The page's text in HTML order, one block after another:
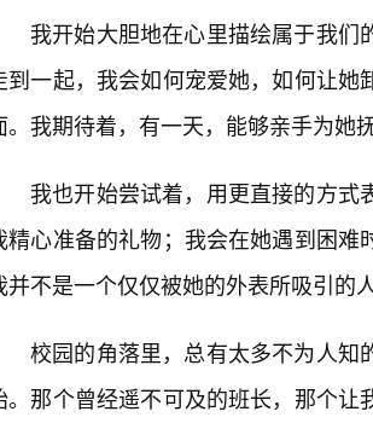
我开始大胆地在心里描绘属于我
到一起，我会如何宠爱她，如何让
。我期待着，有一天，能够亲手为她
我也开始尝试着，用更直接的方
精心准备的礼物；我会在她遇到困
并不是一个仅仅被她的外表所吸引的
校园的角落里，总有太多不为人知
。那个曾经遥不可及的班长，那个